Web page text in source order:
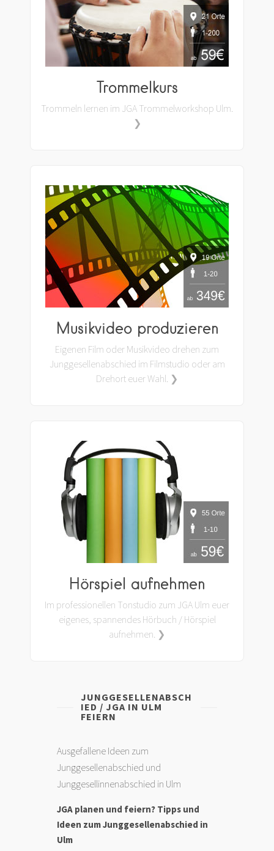
Trommelkurs
Trommeln lernen im JGA Trommelworkshop Ulm.
❯
Musikvideo produzieren
Eigenen Film oder Musikvideo drehen zum
Junggesellenabschied im Filmstudio oder am
Drehort euer Wahl. ❯
Hörspiel aufnehmen
Im professionellen Tonstudio zum JGA Ulm euer
eigenes, spannendes Hörbuch / Hörspiel
aufnehmen. ❯
JUNGGESELLENABSCH
IED / JGA IN ULM
FEIERN
Ausgefallene Ideen zum
Junggesellenabschied und
Junggesellinnenabschied in Ulm
JGA planen und feiern? Tipps und
Ideen zum Junggesellenabschied in
Ulm